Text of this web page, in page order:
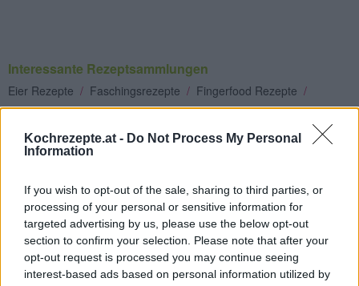
Kochrezepte.at - Do Not Process My Personal
Information
If you wish to opt-out of the sale, sharing to third parties, or
processing of your personal or sensitive information for
targeted advertising by us, please use the below opt-out
section to confirm your selection. Please note that after your
opt-out request is processed you may continue seeing
interest-based ads based on personal information utilized by
Interessante Rezeptsammlungen
Eier Rezepte / Faschingsrezepte / Fingerfood Rezepte /
Gartenparty Rezepte/ Kalte Speisen/ Senf Rezepte/ Silvester
Rezepte/ Snack Rezepte / Weihnachtsessen Rezepte/
Vorspeisen Rezepte
Top
Ähnliche Rezepte
Schottische Eier-Scotch Eggs
Leicht